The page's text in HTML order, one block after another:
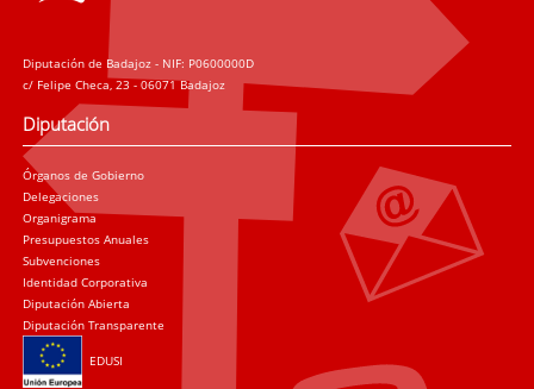
Diputación de Badajoz - NIF: P0600000D
c/ Felipe Checa, 23 - 06071 Badajoz
Diputación
Órganos de Gobierno
Delegaciones
Organigrama
Presupuestos Anuales
Subvenciones
Identidad Corporativa
Diputación Abierta
Diputación Transparente
EDUSI